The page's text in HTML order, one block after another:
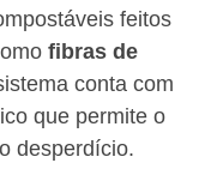
feitos
fibras de
conta com
que permite o
desperdício.